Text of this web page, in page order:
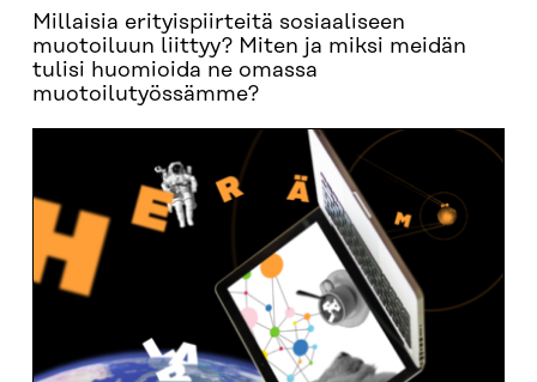
Millaisia erityispiirteitä sosiaaliseen
muotoiluun liittyy? Miten ja miksi meidän
tulisi huomioida ne omassa
muotoilutyössämme?